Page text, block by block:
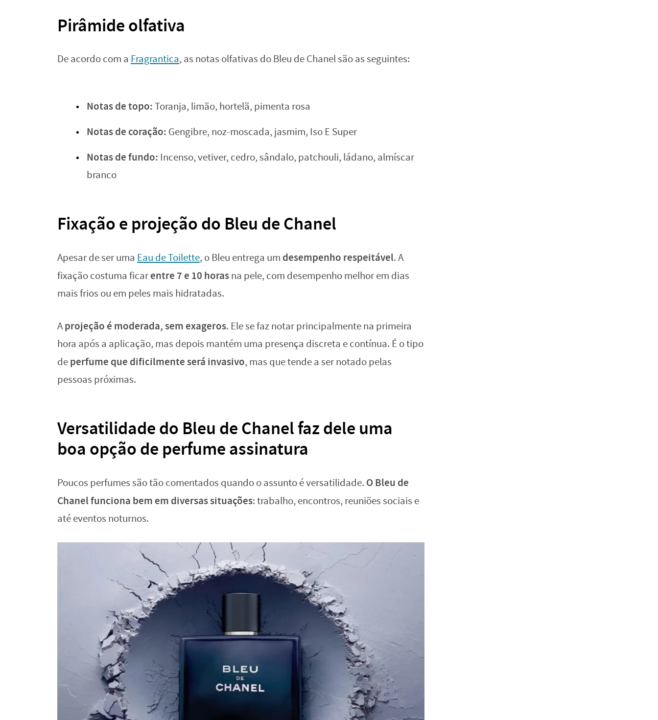
Pirâmide olfativa
De acordo com a Fragrantica, as notas olfativas do Bleu de Chanel são as seguintes:
Notas de topo:Toranja, limão, hortelã, pimenta rosa
Notas de coração: Gengibre, noz-moscada, jasmim, Iso E Super
Notas de fundo: Incenso, vetiver, cedro, sândalo, patchouli, ládano, almíscar
branco
Fixação e projeção do Bleu de Chanel
Apesar de ser uma Eau de Toilette, o Bleu entrega um desempenho respeitável. A
fixação costuma ficarentre 7 e 10 horasna pele, com desempenho melhor em dias
mais frios ou em peles mais hidratadas.
Aprojeção é moderada, sem exageros. Ele se faz notar principalmente na primeira
hora após a aplicação, mas depois mantém uma presença discreta e contínua. É o tipo
deperfume que dificilmente será invasivo, mas que tende a ser notado pelas
pessoas próximas.
Versatilidade do Bleu de Chanel faz dele uma
boa opção de perfume assinatura
Poucos perfumes são tão comentados quando o assunto é versatilidade. O Bleu de
Chanel funciona bem em diversas situações: trabalho, encontros, reuniões sociais e
até eventos noturnos.